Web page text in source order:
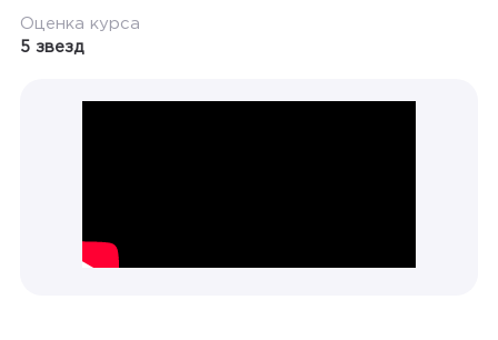
Оценка курса
5 звезд